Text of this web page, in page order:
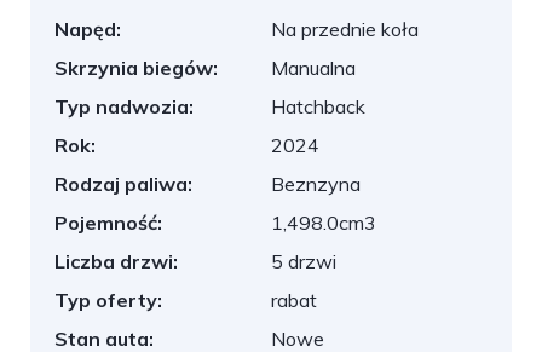
Napęd:
Na przednie koła
Skrzynia biegów:
Manualna
Typ nadwozia:
Hatchback
Rok:
2024
Rodzaj paliwa:
Beznzyna
Pojemność:
1,498.0cm3
Liczba drzwi:
5 drzwi
Typ oferty:
rabat
Stan auta:
Nowe